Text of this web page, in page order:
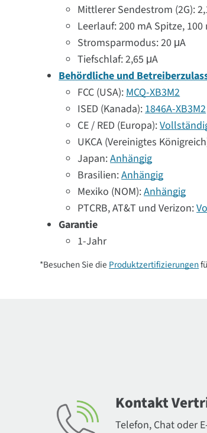
Mittlerer Sendestrom (2G):
Leerlauf: 200 mA Spitze,
Stromsparmodus: 20 μA
Tiefschlaf: 2,65 μA
Behördliche und
FCC (USA):MCQ-XB3M2
ISED (Kanada):1846A-XB3M2
CE / RED (Europa):
UKCA (Vereinigtes
Japan:Anhängig
Brasilien:Anhängig
Mexiko (NOM):Anhängig
PTCRB, AT&T und Verizon:
Garantie
1-Jahr
*Besuchen Sie die Produktzertifizierungen
Kontakt
Telefon, Chat oder